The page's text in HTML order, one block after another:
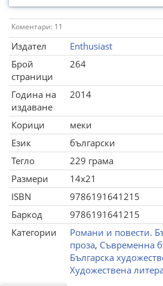
Коментари: 11
Издател
Enthusiast
Брой
страници
264
Година на
издаване
2014
Корици
меки
Език
български
Тегло
229 грама
Размери
14x21
ISBN
9786191641215
Баркод
9786191641215
Категории
Романи и повести.
проза, Съвременна
Българска
Художествена